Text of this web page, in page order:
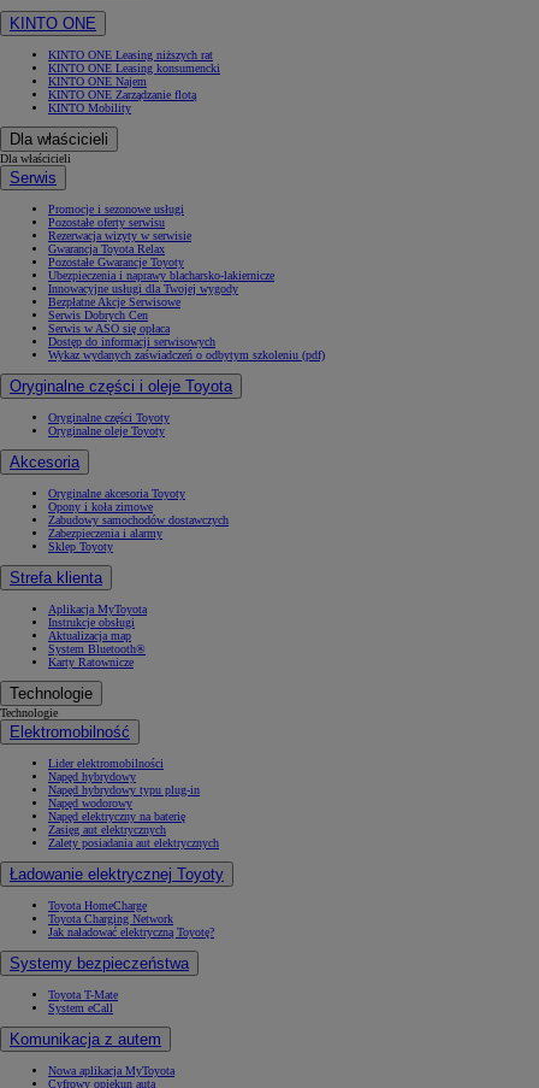
KINTO ONE
KINTO ONE Leasing niższych rat
KINTO ONE Leasing konsumencki
KINTO ONE Najem
KINTO ONE Zarządzanie flotą
KINTO Mobility
Dla właścicieli
Dla właścicieli
Serwis
Promocje i sezonowe usługi
Pozostałe oferty serwisu
Rezerwacja wizyty w serwisie
Gwarancja Toyota Relax
Pozostałe Gwarancje Toyoty
Ubezpieczenia i naprawy blacharsko-lakiernicze
Innowacyjne usługi dla Twojej wygody
Bezpłatne Akcje Serwisowe
Serwis Dobrych Cen
Serwis w ASO się opłaca
Dostęp do informacji serwisowych
Wykaz wydanych zaświadczeń o odbytym szkoleniu (pdf)
Oryginalne części i oleje Toyota
Oryginalne części Toyoty
Oryginalne oleje Toyoty
Akcesoria
Oryginalne akcesoria Toyoty
Opony i koła zimowe
Zabudowy samochodów dostawczych
Zabezpieczenia i alarmy
Sklep Toyoty
Strefa klienta
Aplikacja MyToyota
Instrukcje obsługi
Aktualizacja map
System Bluetooth®
Karty Ratownicze
Technologie
Technologie
Elektromobilność
Lider elektromobilności
Napęd hybrydowy
Napęd hybrydowy typu plug-in
Napęd wodorowy
Napęd elektryczny na baterię
Zasięg aut elektrycznych
Zalety posiadania aut elektrycznych
Ładowanie elektrycznej Toyoty
Toyota HomeCharge
Toyota Charging Network
Jak naładować elektryczną Toyotę?
Systemy bezpieczeństwa
Toyota T-Mate
System eCall
Komunikacja z autem
Nowa aplikacja MyToyota
Cyfrowy opiekun auta